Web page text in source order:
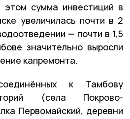
сумма инвестиций в
увеличилась почти в 2
— почти в 1,5
значительно выросли
капремонта.
к Тамбову
(села Покрово-
Первомайский, деревни